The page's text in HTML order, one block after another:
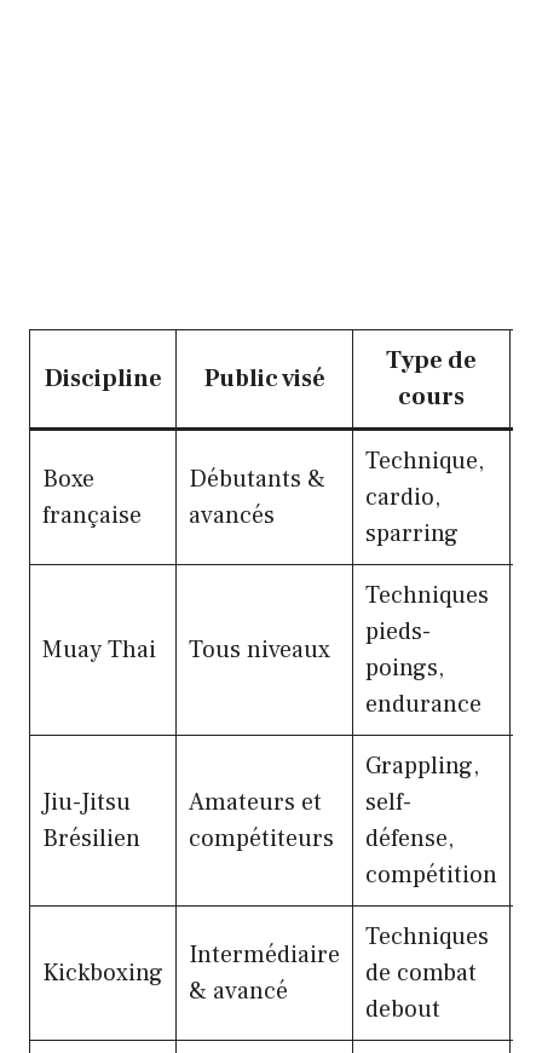
Discipline Public visé
Type de
cours
Boxe
française
Débutants &
avancés
Technique,
cardio,
sparring
Muay Thai Tous niveaux
Techniques
pieds-
poings,
endurance
Jiu-Jitsu
Brésilien
Amateurs et
compétiteurs
Grappling,
self-
défense,
compétition
Kickboxing
Intermédiaire
& avancé
Techniques
de combat
debout